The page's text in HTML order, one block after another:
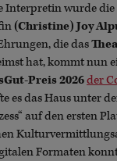
Interpretin wurde
(Christine) Joy
die das
hat, kommt nun
Preis 2026der
es das Haus unter
auf den ersten
Formaten